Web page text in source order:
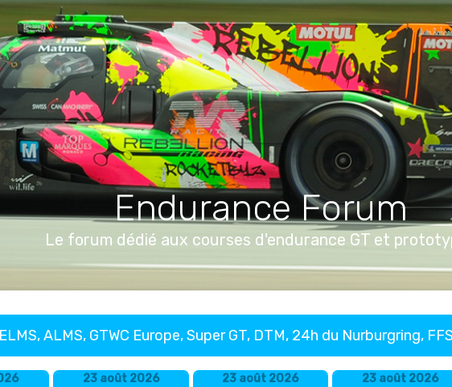
Endurance Forum
Le forum dédié aux courses d'endurance GT et
ALMS, GTWC Europe, Super GT, DTM, 24h du Nurburgring,
23 août 2026 23 août 2026 23 août 2026